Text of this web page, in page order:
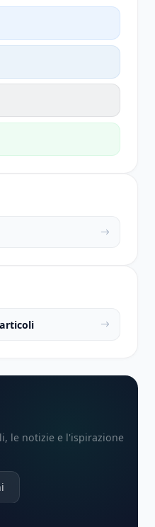
le notizie e l'ispirazione